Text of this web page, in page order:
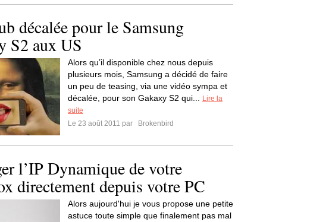
décalée pour le Samsung
S2 aux US
Alors qu’il disponible chez nous depuis
plusieurs mois, Samsung a décidé de faire
un peu de teasing, via une vidéo sympa et
décalée, pour son Gakaxy S2 qui...
Lire la
suite
Le 23 août 2011 par
Brokenbird
l’IP Dynamique de votre
directement depuis votre PC
Alors aujourd'hui je vous propose une petite
astuce toute simple que finalement pas mal